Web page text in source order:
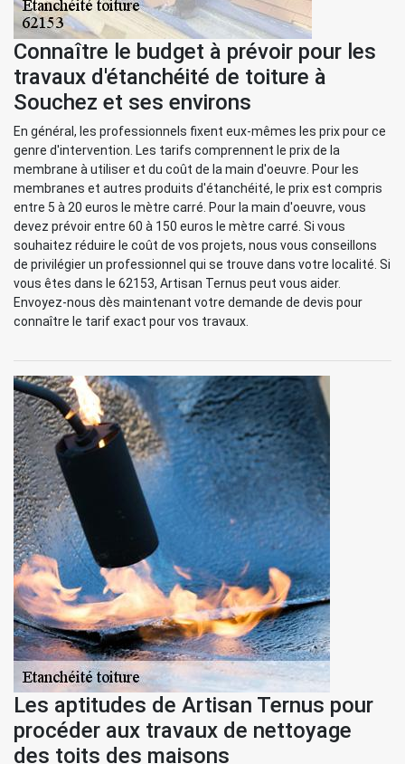
Connaître le budget à prévoir pour les
travaux d'étanchéité de toiture à
Souchez et ses environs
En général, les professionnels fixent eux-mêmes les prix pour ce
genre d'intervention. Les tarifs comprennent le prix de la
membrane à utiliser et du coût de la main d'oeuvre. Pour les
membranes et autres produits d'étanchéité, le prix est compris
entre 5 à 20 euros le mètre carré. Pour la main d'oeuvre, vous
devez prévoir entre 60 à 150 euros le mètre carré. Si vous
souhaitez réduire le coût de vos projets, nous vous conseillons
de privilégier un professionnel qui se trouve dans votre localité. Si
vous êtes dans le 62153, Artisan Ternus peut vous aider.
Envoyez-nous dès maintenant votre demande de devis pour
connaître le tarif exact pour vos travaux.
Les aptitudes de Artisan Ternus pour
procéder aux travaux de nettoyage
des toits des maisons